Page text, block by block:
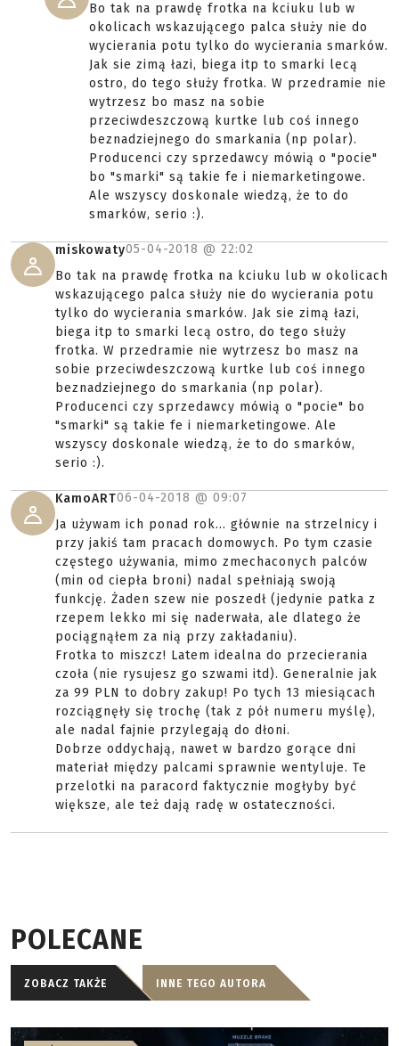
Bo tak na prawdę frotka na kciuku lub w
okolicach wskazującego palca służy nie do
wycierania potu tylko do wycierania smarków.
Jak sie zimą łazi, biega itp to smarki lecą
ostro, do tego służy frotka. W przedramie nie
wytrzesz bo masz na sobie
przeciwdeszczową kurtke lub coś innego
beznadziejnego do smarkania (np polar).
Producenci czy sprzedawcy mówią o "pocie"
bo "smarki" są takie fe i niemarketingowe.
Ale wszyscy doskonale wiedzą, że to do
smarków, serio :).
miskowaty05-04-2018 @ 22:02
Bo tak na prawdę frotka na kciuku lub w okolicach
wskazującego palca służy nie do wycierania potu
tylko do wycierania smarków. Jak sie zimą łazi,
biega itp to smarki lecą ostro, do tego służy
frotka. W przedramie nie wytrzesz bo masz na
sobie przeciwdeszczową kurtke lub coś innego
beznadziejnego do smarkania (np polar).
Producenci czy sprzedawcy mówią o "pocie" bo
"smarki" są takie fe i niemarketingowe. Ale
wszyscy doskonale wiedzą, że to do smarków,
serio :).
KamoART06-04-2018 @ 09:07
Ja używam ich ponad rok... głównie na strzelnicy i
przy jakiś tam pracach domowych. Po tym czasie
częstego używania, mimo zmechaconych palców
(min od ciepła broni) nadal spełniają swoją
funkcję. Żaden szew nie poszedł (jedynie patka z
rzepem lekko mi się naderwała, ale dlatego że
pociągnąłem za nią przy zakładaniu).
Frotka to miszcz! Latem idealna do przecierania
czoła (nie rysujesz go szwami itd). Generalnie jak
za 99 PLN to dobry zakup! Po tych 13 miesiącach
rozciągnęły się trochę (tak z pół numeru myślę),
ale nadal fajnie przylegają do dłoni.
Dobrze oddychają, nawet w bardzo gorące dni
materiał między palcami sprawnie wentyluje. Te
przelotki na paracord faktycznie mogłyby być
większe, ale też dają radę w ostateczności.
POLECANE
ZOBACZ TAKŻE INNE TEGO AUTORA